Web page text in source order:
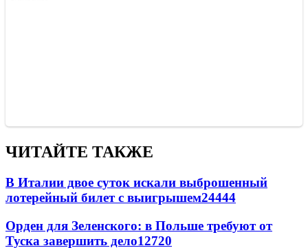
ЧИТАЙТЕ ТАКЖЕ
В Италии двое суток искали выброшенный
лотерейный билет с выигрышем24444
Орден для Зеленского: в Польше требуют от
Туска завершить дело12720